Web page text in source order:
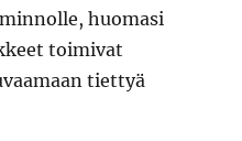
huomasi
toimivat
tiettyä